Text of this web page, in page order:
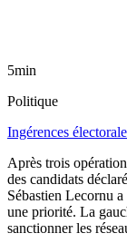
5min
Politique
Ingérences
Après trois
des candidats
Sébastien Lecornu
une priorité. La
sanctionner les